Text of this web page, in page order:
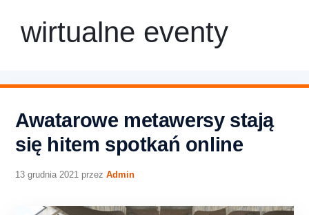
wirtualne eventy
Awatarowe metawersy stają
się hitem spotkań online
13 grudnia 2021 przez Admin